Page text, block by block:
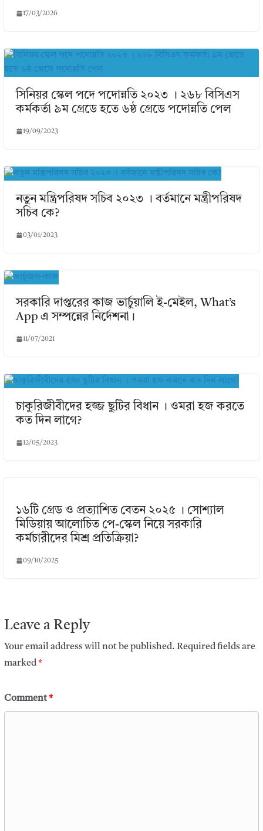
17/03/2026
সিনিয়র স্কেল পদে পদোন্নতি ২০২৩ । ২৬৮ বিসিএস
কর্মকর্তা ৯ম গ্রেডে হতে ৬ষ্ঠ গ্রেডে পদোন্নতি পেল
19/09/2023
নতুন মন্ত্রিপরিষদ সচিব ২০২৩ । বর্তমানে মন্ত্রীপরিষদ
সচিব কে?
03/01/2023
সরকারি দাপ্তরের কাজ ভার্চুয়ালি ই-মেইল, What’s
App এ সম্পন্নের নির্দেশনা।
11/07/2021
চাকুরিজীবীদের হজ্জ ছুটির বিধান । ওমরা হজ করতে
কত দিন লাগে?
12/05/2023
১৬টি গ্রেড ও প্রত্যাশিত বেতন ২০২৫ । সোশ্যাল
মিডিয়ায় আলোচিত পে-স্কেল নিয়ে সরকারি
কর্মচারীদের মিশ্র প্রতিক্রিয়া?
09/10/2025
Leave a Reply
Your email address will not be published. Required fields are
marked*
Comment*